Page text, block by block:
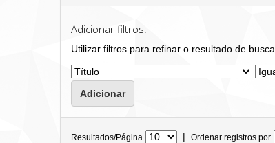
Adicionar filtros:
Utilizar filtros para refinar o resultado de busca.
Resultados/Página | Ordenar registros por